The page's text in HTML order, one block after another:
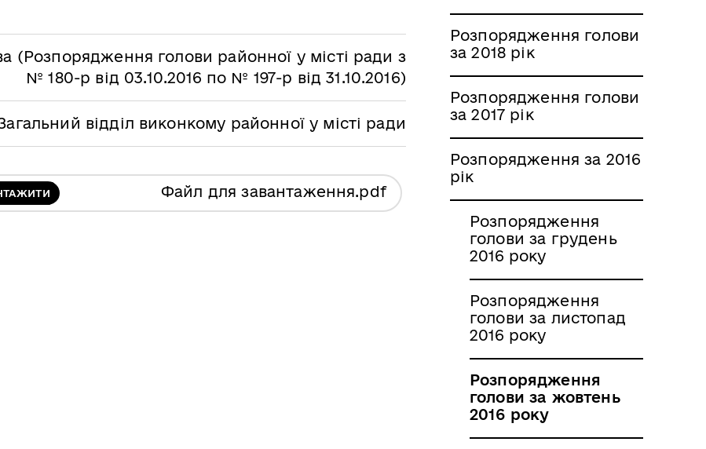
(Розпорядження голови районної у місті ради з
№ 180-р від 03.10.2016 по № 197-р від 31.10.2016)
відділ виконкому районної у місті ради
Файл для завантаження.pdf
Розпорядження голови
за 2018 рік
Розпорядження голови
за 2017 рік
Розпорядження за 2016
рік
Розпорядження
голови за грудень
2016 року
Розпорядження
голови за листопад
2016 року
Розпорядження
голови за жовтень
2016 року